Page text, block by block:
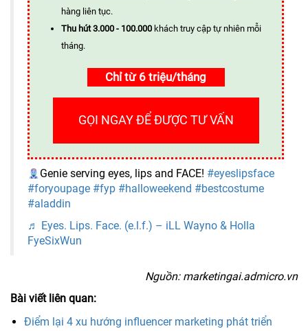
hàng liên tục.
Thu hút 3.000 - 100.000 khách truy cập tự nhiên mỗi
tháng.
Chỉ từ 6 triệu/tháng
GỌI NGAY ĐỂ ĐƯỢC TƯ VẤN
Genie serving eyes, lips and FACE! #eyeslipsface
#foryoupage #fyp #halloweekend #bestcostume
#aladdin
♬ Eyes. Lips. Face. (e.l.f.) – iLL Wayno & Holla
FyeSixWun
Nguồn: marketingai.admicro.vn
Bài viết liên quan:
Điểm lại 4 xu hướng influencer marketing phát triển